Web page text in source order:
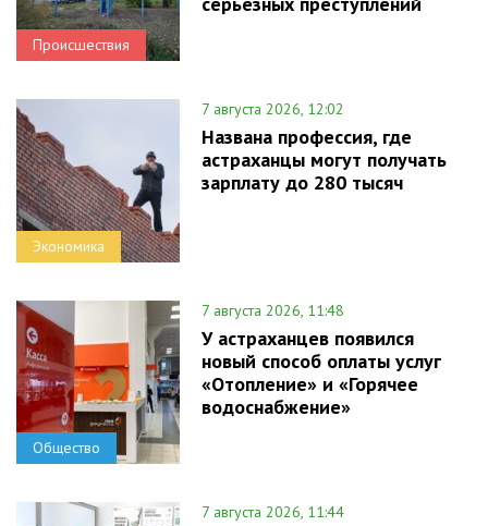
Происшествия
Экономика
7 августа 2026, 12:02
Названа профессия, где
астраханцы могут получать
зарплату до 280 тысяч
Общество
7 августа 2026, 11:48
У астраханцев появился
новый способ оплаты услуг
«Отопление» и «Горячее
водоснабжение»
7 августа 2026, 11:44